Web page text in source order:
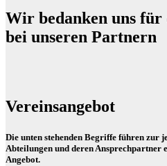
Wir bedanken uns
bei unseren Partnern
Vereinsangebot
Die unten stehenden Begriffe führen zur
Abteilungen und deren
Angebot.